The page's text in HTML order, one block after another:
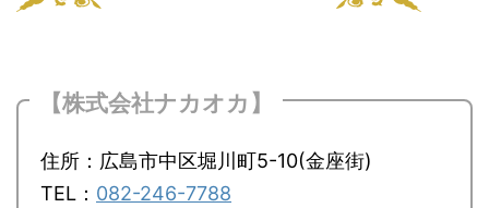
【株式会社ナカオカ】
住所：広島市中区堀川町5-10(金座街)
TEL： 082-246-7788